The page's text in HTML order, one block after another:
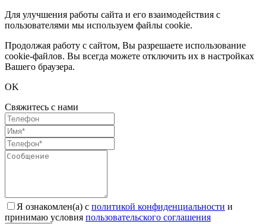
Для улучшения работы сайта и его взаимодействия с
пользователями мы используем файлы cookie.
Продолжая работу с сайтом, Вы разрешаете использование
cookie-файлов. Вы всегда можете отключить их в настройках
Вашего браузера.
OK
Свяжитесь с нами
Я ознакомлен(а) с политикой конфиденциальности и
принимаю условия пользовательского соглашения